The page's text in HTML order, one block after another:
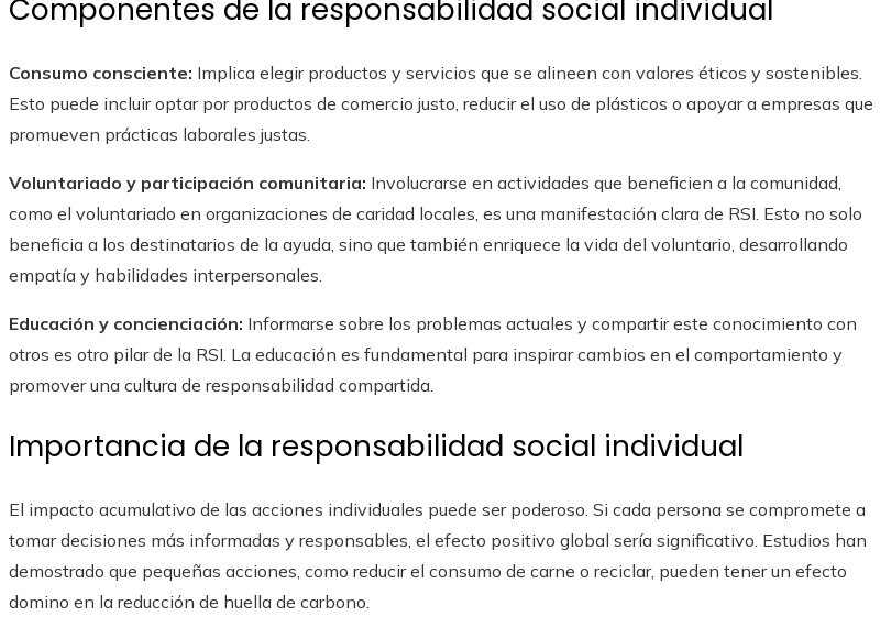
Componentes de la responsabilidad social individual
Consumo consciente: Implica elegir productos y servicios que se alineen con valores éticos y sostenibles.
Esto puede incluir optar por productos de comercio justo, reducir el uso de plásticos o apoyar a empresas que
promueven prácticas laborales justas.
Voluntariado y participación comunitaria: Involucrarse en actividades que beneficien a la comunidad,
como el voluntariado en organizaciones de caridad locales, es una manifestación clara de RSI. Esto no solo
beneficia a los destinatarios de la ayuda, sino que también enriquece la vida del voluntario, desarrollando
empatía y habilidades interpersonales.
Educación y concienciación: Informarse sobre los problemas actuales y compartir este conocimiento con
otros es otro pilar de la RSI. La educación es fundamental para inspirar cambios en el comportamiento y
promover una cultura de responsabilidad compartida.
Importancia de la responsabilidad social individual
El impacto acumulativo de las acciones individuales puede ser poderoso. Si cada persona se compromete a
tomar decisiones más informadas y responsables, el efecto positivo global sería significativo. Estudios han
demostrado que pequeñas acciones, como reducir el consumo de carne o reciclar, pueden tener un efecto
domino en la reducción de huella de carbono.